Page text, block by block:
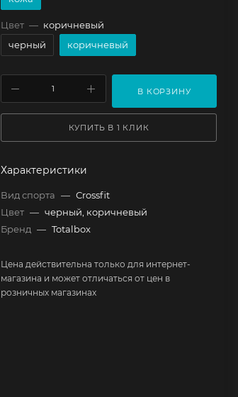
Цвет — коричневый
черный
коричневый
В КОРЗИНУ
КУПИТЬ В 1 КЛИК
Характеристики
Вид спорта — Сrossfit
Цвет — черный, коричневый
Бренд — Totalbox
Цена действительна только для интернет-
магазина и может отличаться от цен в
розничных магазинах